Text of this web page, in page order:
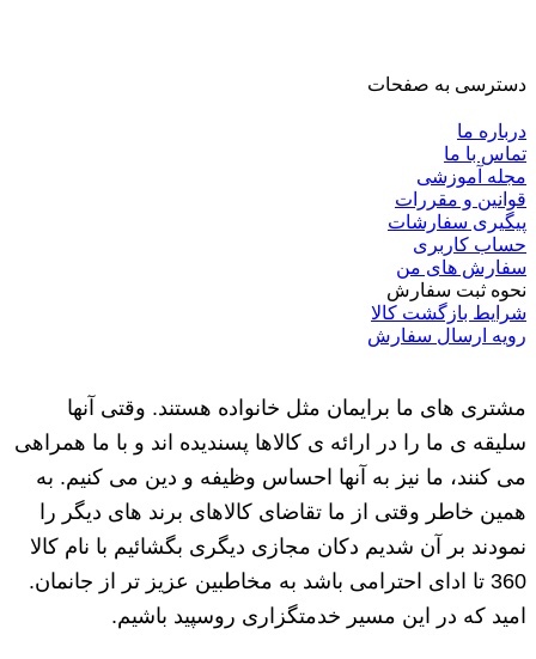
دسترسی به صفحات
درباره ما
تماس با ما
مجله آموزشی
قوانین و مقررات
پیگیری سفارشات
حساب کاربری
سفارش های من
نحوه ثبت سفارش
شرایط بازگشت کالا
رویه ارسال سفارش
مشتری های ما برایمان مثل خانواده هستند. وقتی آنها
سلیقه ی ما را در ارائه ی کالاها پسندیده اند و با ما همراهی
می کنند، ما نیز به آنها احساس وظیفه و دین می کنیم. به
همین خاطر وقتی از ما تقاضای کالاهای برند های دیگر را
نمودند بر آن شدیم دکان مجازی دیگری بگشائیم با نام کالا
360 تا ادای احترامی باشد به مخاطبین عزیز تر از جانمان.
امید که در این مسیر خدمتگزاری روسپید باشیم.